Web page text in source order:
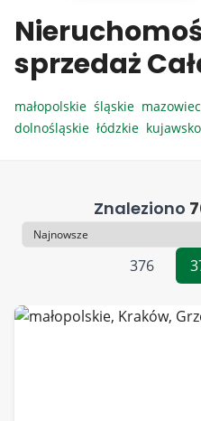
sprzedaż
małopolskie śląskie
dolnośląskie łódzkie
Znaleziono
Sortowanie
376